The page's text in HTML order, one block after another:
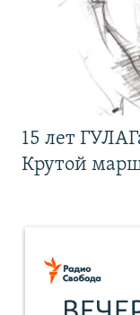
15 лет
Крутой